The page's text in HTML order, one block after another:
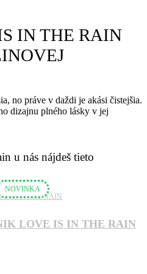
IN THE RAIN
no práve v daždi je akási čistejšia.
dizajnu plného lásky v jej
u nás nájdeš tieto
NOVINKA
LOVE IS IN THE RAIN